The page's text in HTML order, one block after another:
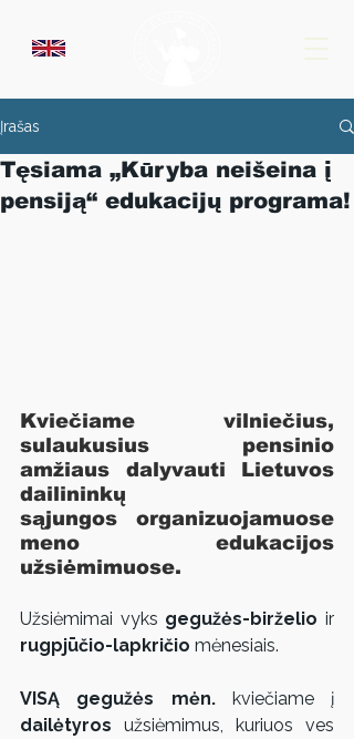
Įrašas
Tęsiama „Kūryba neišeina į
pensiją“ edukacijų programa!
Kviečiame vilniečius,
sulaukusius pensinio
amžiaus dalyvauti Lietuvos
dailininkų
sąjungos organizuojamuose
meno edukacijos
užsiėmimuose.
Užsiėmimai vyks gegužės-birželio
rugpjūčio-lapkričio mėnesiais.
VISĄ gegužės mėn.
dailėtyros